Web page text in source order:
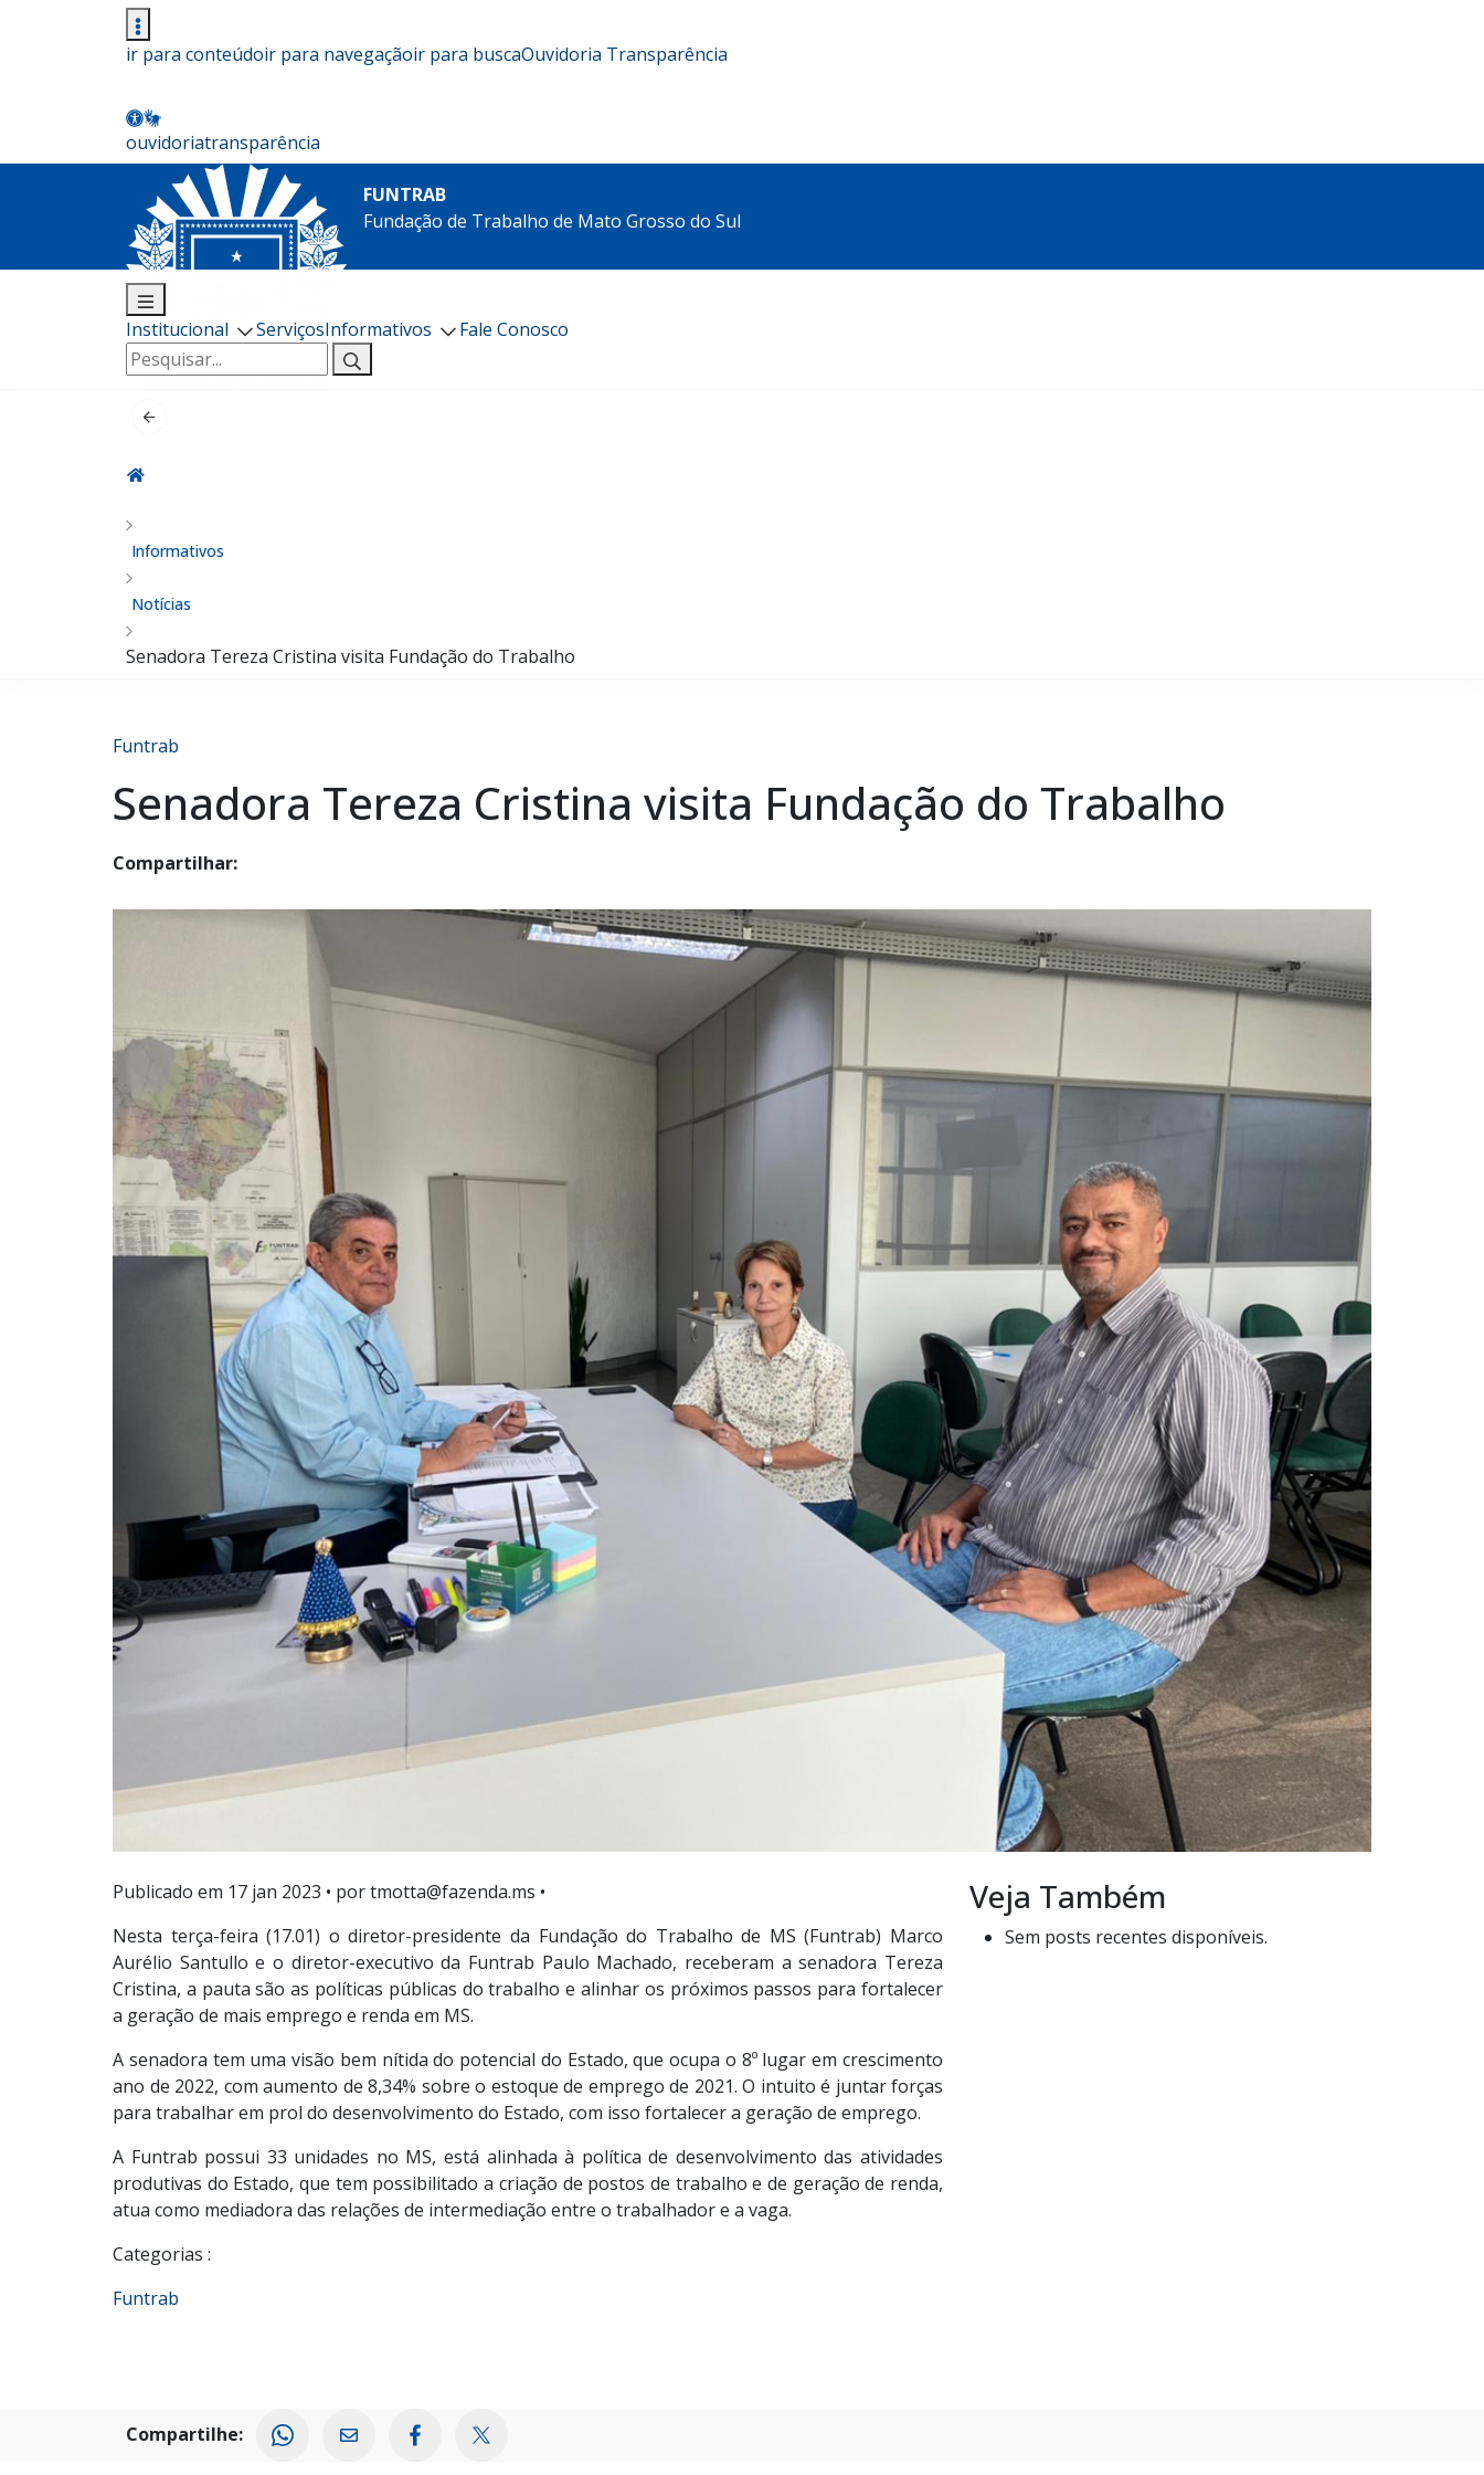
ir para conteúdoir para navegaçãoir para buscaOuvidoria Transparência
ouvidoriatransparência
FUNTRAB
Fundação de Trabalho de Mato Grosso do Sul
Institucional ServiçosInformativos
Fale Conosco
Pesquisar
por:
Informativos
Notícias
Senadora Tereza Cristina visita Fundação do Trabalho
Funtrab
Senadora Tereza Cristina visita Fundação do Trabalho
Compartilhar:
Publicado em 17 jan 2023 • por tmotta@fazenda.ms •
Nesta terça-feira (17.01) o diretor-presidente da Fundação do Trabalho de MS (Funtrab) Marco
Aurélio Santullo e o diretor-executivo da Funtrab Paulo Machado, receberam a senadora Tereza
Cristina, a pauta são as políticas públicas do trabalho e alinhar os próximos passos para fortalecer
a geração de mais emprego e renda em MS.
A senadora tem uma visão bem nítida do potencial do Estado, que ocupa o 8º lugar em crescimento
ano de 2022, com aumento de 8,34% sobre o estoque de emprego de 2021. O intuito é juntar forças
para trabalhar em prol do desenvolvimento do Estado, com isso fortalecer a geração de emprego.
A Funtrab possui 33 unidades no MS, está alinhada à política de desenvolvimento das atividades
produtivas do Estado, que tem possibilitado a criação de postos de trabalho e de geração de renda,
atua como mediadora das relações de intermediação entre o trabalhador e a vaga.
Categorias :
Funtrab
Veja Também
Sem posts recentes disponíveis.
Compartilhe: